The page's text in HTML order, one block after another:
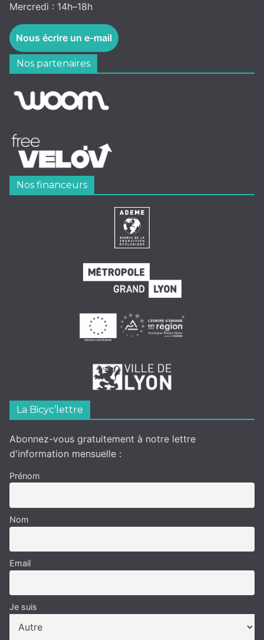
Mercredi : 14h–18h
Nous écrire un e-mail
Nos partenaires
Nos financeurs
La Bicyc’lettre
Abonnez-vous gratuitement à notre lettre
d'information mensuelle :
Prénom
Nom
Email
Je suis